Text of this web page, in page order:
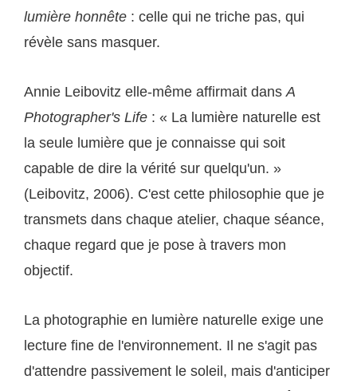
lumière honnête : celle qui ne triche pas, qui
révèle sans masquer.
Annie Leibovitz elle-même affirmait dans A
Photographer's Life : « La lumière naturelle est
la seule lumière que je connaisse qui soit
capable de dire la vérité sur quelqu'un. »
(Leibovitz, 2006). C'est cette philosophie que je
transmets dans chaque atelier, chaque séance,
chaque regard que je pose à travers mon
objectif.
La photographie en lumière naturelle exige une
lecture fine de l'environnement. Il ne s'agit pas
d'attendre passivement le soleil, mais d'anticiper